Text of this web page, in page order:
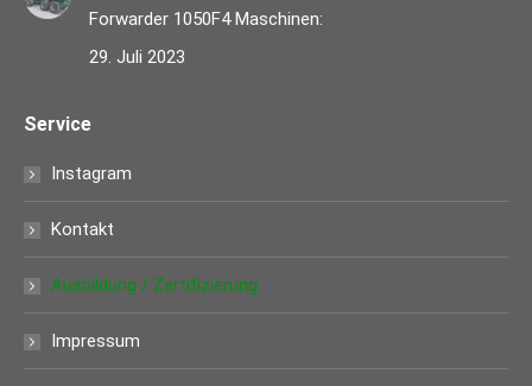
Forwarder 1050F4 Maschinen:
29. Juli 2023
Service
Instagram
Kontakt
Ausbildung / Zertifizierung
Impressum